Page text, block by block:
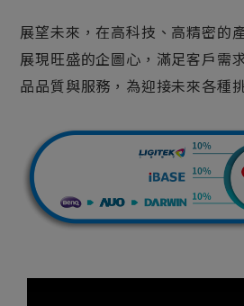
展望未來，在高科技、高精密的
展現旺盛的企圖心，滿足客戶需
品品質與服務，為迎接未來各種